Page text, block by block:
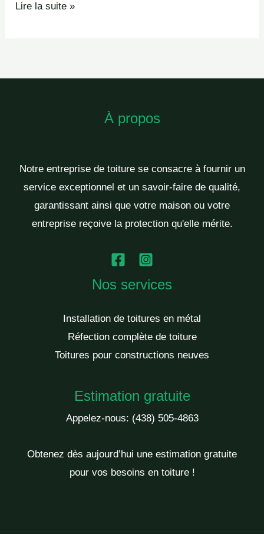
Lire la suite »
À propos
Notre entreprise de toiture se consacre à fournir un
service exceptionnel et un savoir-faire de qualité,
garantissant ainsi que votre maison ou votre
entreprise reçoive la protection qu'elle mérite.
Nos services
Installation de toitures en métal
Réfection complète de toiture
Toitures pour constructions neuves
Estimation gratuite
Appelez-nous: (438) 505-4863
Obtenez dès aujourd’hui une estimation gratuite
pour vos besoins en toiture !